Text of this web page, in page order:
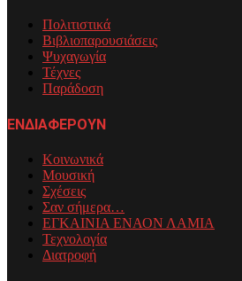
Πολιτιστικά
Βιβλιοπαρουσιάσεις
Ψυχαγωγία
Τέχνες
Παράδοση
ΕΝΔΙΑΦΕΡΟΥΝ
Κοινωνικά
Μουσική
Σχέσεις
Σαν σήμερα…
ΕΓΚΑΙΝΙΑ ΕΝΑΟΝ ΛΑΜΙΑ
Τεχνολογία
Διατροφή